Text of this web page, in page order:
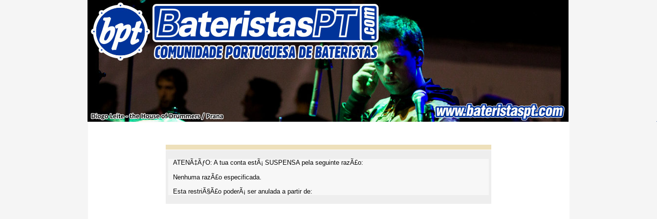
ATENÃ‡ÃƒO: A tua conta estÃ¡ SUSPENSA pela seguinte razÃ£o:
Nenhuma razÃ£o especificada.
Esta restriÃ§Ã£o poderÃ¡ ser anulada a partir de: